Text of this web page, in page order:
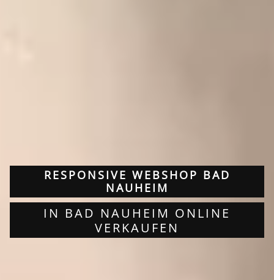
RESPONSIVE WEBSHOP BAD
NAUHEIM
IN BAD NAUHEIM ONLINE
VERKAUFEN